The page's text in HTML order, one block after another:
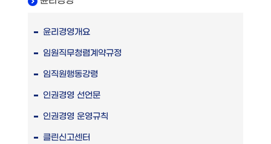
윤리경영개요
임원직무청렴계약규정
임직원행동강령
인권경영 선언문
인권경영 운영규칙
클린신고센터